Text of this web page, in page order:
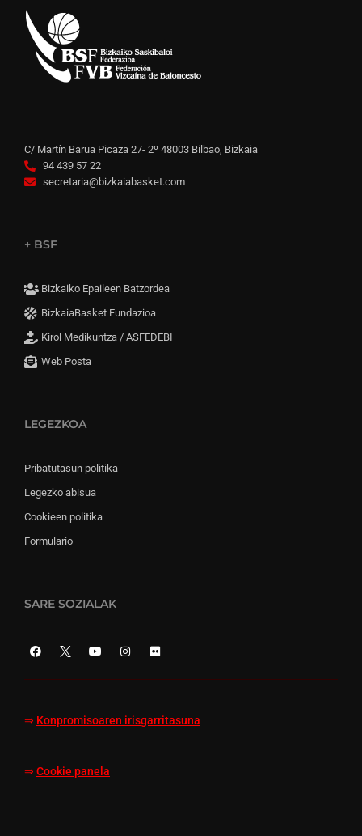
C/ Martín Barua Picaza 27- 2º 48003 Bilbao, Bizkaia
94 439 57 22
secretaria@bizkaiabasket.com
+ BSF
Bizkaiko Epaileen Batzordea
BizkaiaBasket Fundazioa
Kirol Medikuntza / ASFEDEBI
Web Posta
LEGEZKOA
Pribatutasun politika
Legezko abisua
Cookieen politika
Formulario
SARE SOZIALAK
⇒ Konpromisoaren irisgarritasuna
⇒ Cookie panela